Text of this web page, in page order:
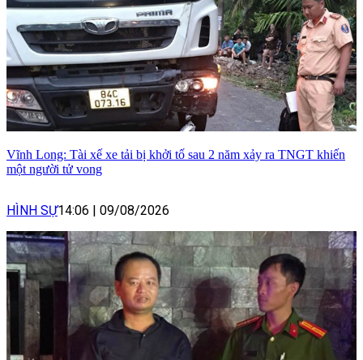
Vĩnh Long: Tài xế xe tải bị khởi tố sau 2 năm xảy ra TNGT khiến
một người tử vong
HÌNH SỰ14:06 | 09/08/2026